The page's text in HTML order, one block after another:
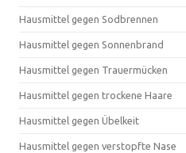
Hausmittel gegen Sodbrennen
Hausmittel gegen Sonnenbrand
Hausmittel gegen Trauermücken
Hausmittel gegen trockene Haare
Hausmittel gegen Übelkeit
Hausmittel gegen verstopfte Nase